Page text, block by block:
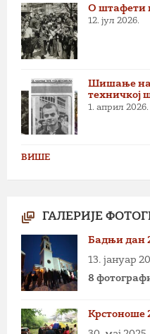
О штафети
12. јул 2026.
Шишање на
техничкој
1. април 2026.
ВИШЕ
ГАЛЕРИЈЕ
Бадњи дан
13. јануар
8
Крстоноше